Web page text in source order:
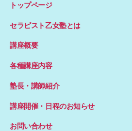
トップページ
セラピスト乙女塾とは
講座概要
各種講座内容
塾長・講師紹介
講座開催・日程のお知らせ
お問い合わせ